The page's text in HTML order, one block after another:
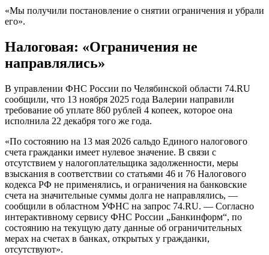
«Мы получили постановление о снятии ограничения и убрали
его».
Налоговая: «Ограничения не
направлялись»
В управлении ФНС России по Челябинской области 74.RU
сообщили, что 13 ноября 2025 года Валерии направили
требование об уплате 860 рублей 4 копеек, которое она
исполнила 22 декабря того же года.
«По состоянию на 13 мая 2026 сальдо Единого налогового
счета гражданки имеет нулевое значение. В связи с
отсутствием у налогоплательщика задолженности, меры
взыскания в соответствии со статьями 46 и 76 Налогового
кодекса РФ не применялись, и ограничения на банковские
счета на значительные суммы долга не направлялись, —
сообщили в областном УФНС на запрос 74.RU. — Согласно
интерактивному сервису ФНС России „Банкинформ“, по
состоянию на текущую дату данные об ограничительных
мерах на счетах в банках, открытых у гражданки,
отсутствуют».